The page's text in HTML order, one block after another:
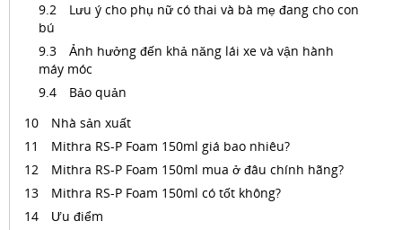
Lưu ý cho phụ nữ có thai và bà mẹ đang cho con
bú
Ảnh hưởng đến khả năng lái xe và vận hành
máy móc
Bảo quản
Nhà sản xuất
Mithra RS-P Foam 150ml giá bao nhiêu?
Mithra RS-P Foam 150ml mua ở đâu chính hãng?
Mithra RS-P Foam 150ml có tốt không?
Ưu điểm